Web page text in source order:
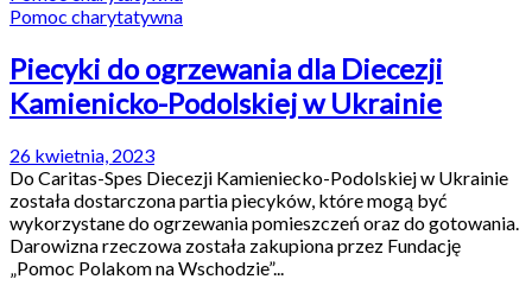
Pomoc charytatywna
Piecyki do ogrzewania dla Diecezji
Kamienicko-Podolskiej w Ukrainie
26 kwietnia, 2023
Do Caritas-Spes Diecezji Kamieniecko-Podolskiej w Ukrainie
została dostarczona partia piecyków, które mogą być
wykorzystane do ogrzewania pomieszczeń oraz do gotowania.
Darowizna rzeczowa została zakupiona przez Fundację
„Pomoc Polakom na Wschodzie”...